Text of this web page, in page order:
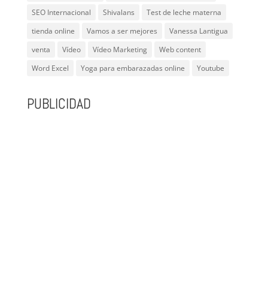
SEO Internacional
Shivalans
Test de leche materna
tienda online
Vamos a ser mejores
Vanessa Lantigua
venta
Vídeo Vídeo Marketing
Web content
Word Excel
Yoga para embarazadas online Youtube
PUBLICIDAD